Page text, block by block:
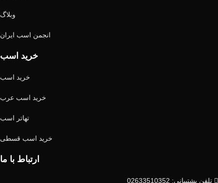
وبلاگ
انجمن اسب ایران
خرید اسب
خرید اسب
خرید اسب عرب
تهاتر اسب
خرید اسب قسطی
ارتباط با ما
تلفن پشتیبانی: 02633510352